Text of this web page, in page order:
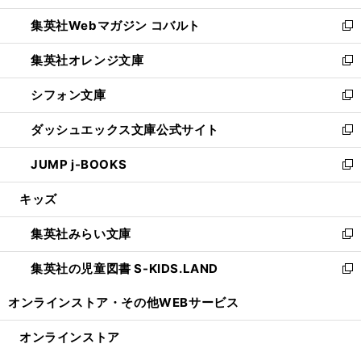
開
く
ウ
で
開
く
ン
ド
ウ
で
開
く
ウ
ィ
ン
ド
ウ
で
開
く
集英社Webマガジン コバルト
新
し
い
ウ
ィ
ン
ド
ウ
で
開
集英社オレンジ文庫
新
し
い
ウ
ィ
ン
ド
ウ
開
く
シフォン文庫
新
し
い
ウ
ィ
ン
ウ
で
開
く
ダッシュエックス文庫公式サイト
新
し
い
ウ
ン
ド
ウ
で
JUMP j-BOOKS
新
し
ウ
ィ
ン
ド
開
キッズ
集英社みらい文庫
新
し
い
ン
集英社の児童図書 S-KIDS.LAND
新
ウ
オンラインストア・ その他WEBサービス
オンラインストア